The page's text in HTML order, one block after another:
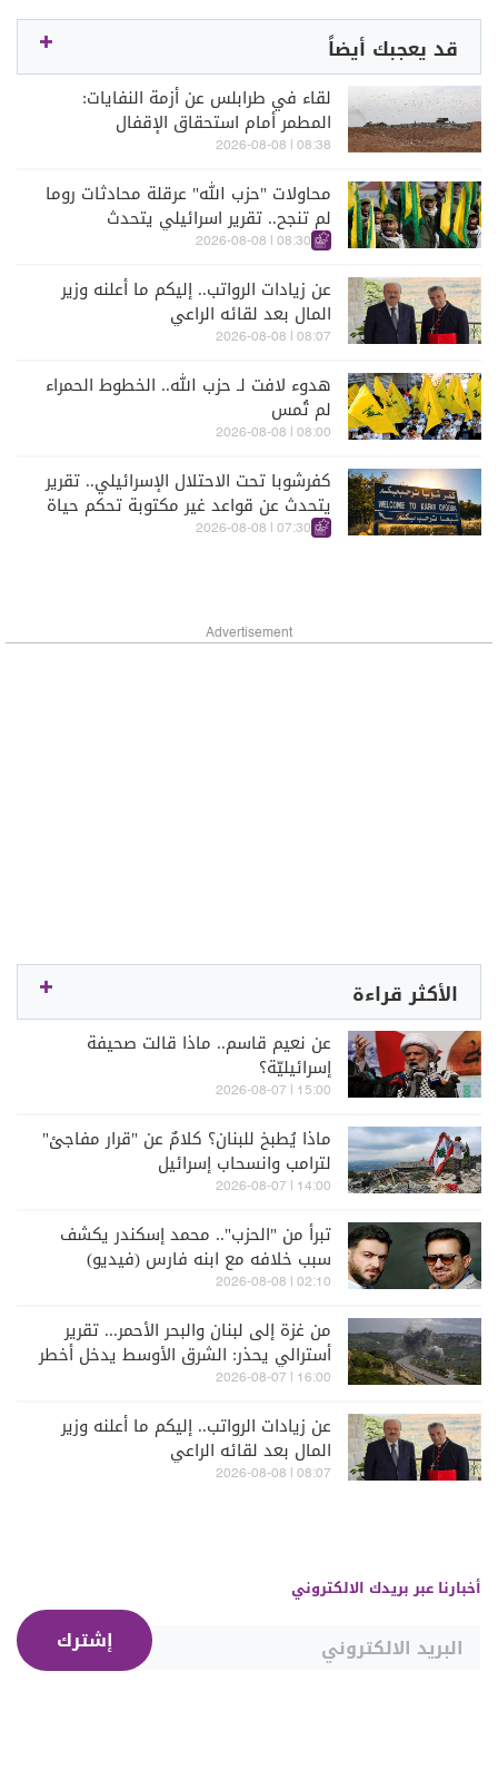
قد يعجبك أيضاً
لقاء في طرابلس عن أزمة النفايات:
المطمر أمام استحقاق الإقفال
08:38 | 2026-08-08
محاولات "حزب الله" عرقلة محادثات روما
لم تنجح.. تقرير اسرائيلي يتحدث
08:30 | 2026-08-08
عن زيادات الرواتب.. إليكم ما أعلنه وزير
المال بعد لقائه الراعي
08:07 | 2026-08-08
هدوء لافت لـ حزب الله.. الخطوط الحمراء
لم تُمس
08:00 | 2026-08-08
كفرشوبا تحت الاحتلال الإسرائيلي.. تقرير
يتحدث عن قواعد غير مكتوبة تحكم حياة
السكان
07:30 | 2026-08-08
Advertisement
الأكثر قراءة
عن نعيم قاسم.. ماذا قالت صحيفة
إسرائيليّة؟
15:00 | 2026-08-07
ماذا يُطبخ للبنان؟ كلامٌ عن "قرار مفاجئ"
لترامب وانسحاب إسرائيل
14:00 | 2026-08-07
تبرأ من "الحزب".. محمد إسكندر يكشف
سبب خلافه مع ابنه فارس (فيديو)
02:10 | 2026-08-08
من غزة إلى لبنان والبحر الأحمر... تقرير
أسترالي يحذر: الشرق الأوسط يدخل أخطر
مراحله
16:00 | 2026-08-07
عن زيادات الرواتب.. إليكم ما أعلنه وزير
المال بعد لقائه الراعي
08:07 | 2026-08-08
أخبارنا عبر بريدك الالكتروني
إشترك